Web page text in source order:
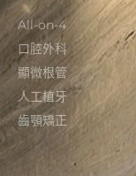
All-on-4
口腔外科
顯微根管
人工植牙
齒顎矯正